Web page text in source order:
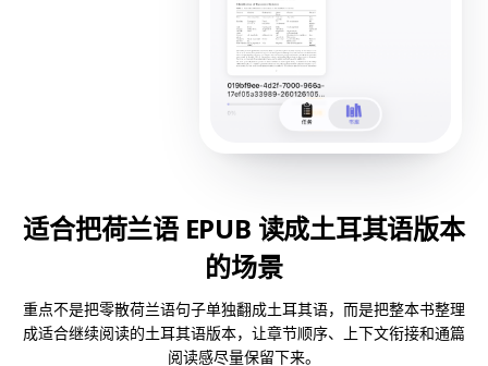
适合把荷兰语 EPUB 读成土耳其语版本
的场景
重点不是把零散荷兰语句子单独翻成土耳其语，而是把整本书整理
成适合继续阅读的土耳其语版本，让章节顺序、上下文衔接和通篇
阅读感尽量保留下来。